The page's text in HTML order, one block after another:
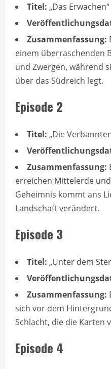
Titel: „Das Erwachen“
Zusammenfassung:
einem überraschenden
und Zwergen, während
über das Südreich legt.
Episode 2
Titel: „Die
Zusammenfassung:
erreichen Mittelerde
Geheimnis kommt ans
Landschaft verändert.
Episode 3
Titel: „Unter dem
Zusammenfassung:
sich vor dem
Schlacht, die die Karten
Episode 4